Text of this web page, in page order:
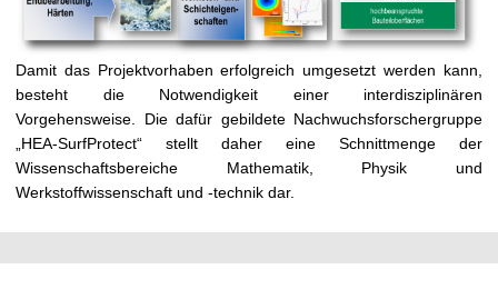
Damit das Projektvorhaben erfolgreich umgesetzt werden kann,
besteht die Notwendigkeit einer interdisziplinären
Vorgehensweise. Die dafür gebildete Nachwuchsforschergruppe
„HEA-SurfProtect“ stellt daher eine Schnittmenge der
Wissenschaftsbereiche Mathematik, Physik und
Werkstoffwissenschaft und -technik dar.